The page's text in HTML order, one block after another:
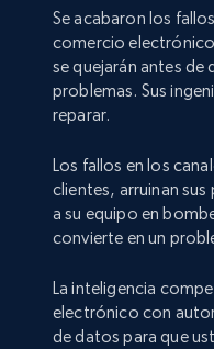
Se acabaron los
comercio
se quejarán antes
problemas. Sus
reparar.
Los fallos en los
clientes, arruinan
a su equipo en
convierte en un
La inteligencia
electrónico con
de datos para que